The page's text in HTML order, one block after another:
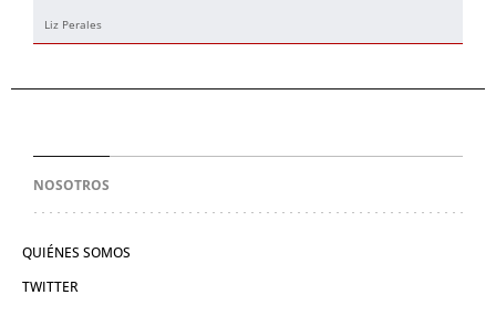
Liz Perales
NOSOTROS
QUIÉNES SOMOS
TWITTER